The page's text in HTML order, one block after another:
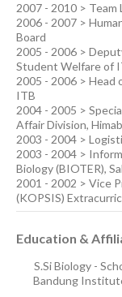
2007 - 2010 > Team
2006 - 2007 >
Board
2005 - 2006 >
Student Welfare of
2005 - 2006 > Head
ITB
2004 - 2005 >
Affair Division,
2003 - 2004 >
2003 - 2004 >
Biology (BIOTER),
2001 - 2002 > Vice
(KOPSIS)
Education &
S.Si Biology -
Bandung